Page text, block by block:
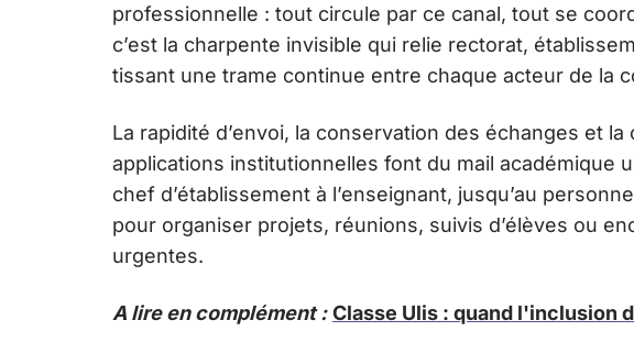
professionnelle : tout circule par ce canal, tout se
c’est la charpente invisible qui relie rectorat,
tissant une trame continue entre chaque acteur de la
La rapidité d’envoi, la conservation des échanges et
applications institutionnelles font du mail académique
chef d’établissement à l’enseignant, jusqu’au
pour organiser projets, réunions, suivis d’élèves ou
urgentes.
A lire en complément : Classe Ulis : quand l'inclusion